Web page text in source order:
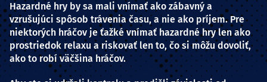
Hazardné hry by sa mali vnímať ako zábavný a
vzrušujúci spôsob trávenia času, a nie ako príjem. Pre
niektorých hráčov je ťažké vnímať hazardné hry len ako
prostriedok relaxu a riskovať len to, čo si môžu dovoliť,
ako to robí väčšina hráčov.